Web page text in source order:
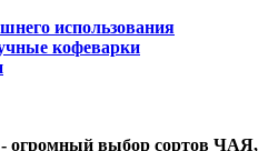
использования
кофеварки
огромный выбор сортов ЧАЯ,